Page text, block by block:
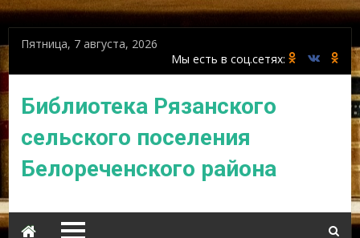
Пятница, 7 августа, 2026
Библиотека Рязанского
сельского поселения
Белореченского района